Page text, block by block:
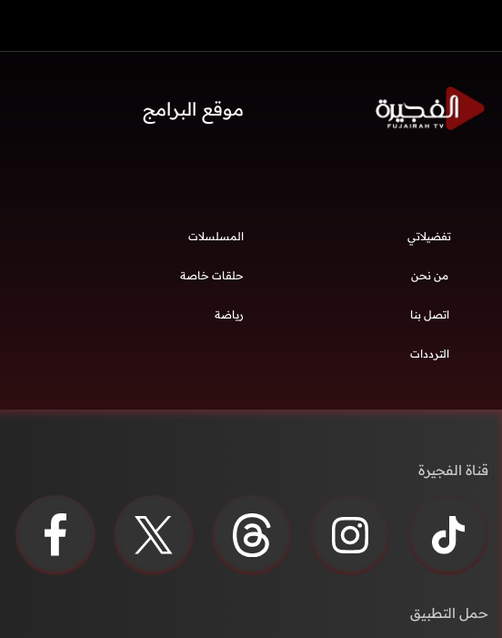
موقع البرامج
تفضيلاتي
من نحن
اتصل بنا
الترددات
المسلسلات
حلقات خاصة
رياضة
قناة الفجيرة
حمل التطبيق